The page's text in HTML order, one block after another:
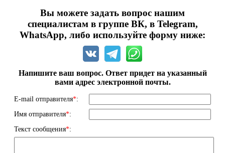
Вы можете задать вопрос нашим
специалистам в группе ВК, в Telegram,
WhatsApp, либо используйте форму ниже:
Напишите ваш вопрос. Ответ придет на указанный
вами адрес электронной почты.
E-mail отправителя*:
Имя отправителя*:
Текст сообщения*: